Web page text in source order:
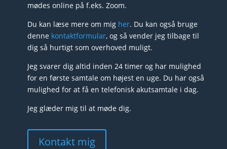
mødes online på f.eks. Zoom.
Du kan læse mere om mig her. Du kan også bruge
denne kontaktformular, og så vender jeg tilbage til
dig så hurtigt som overhoved muligt.
Jeg svarer dig altid inden 24 timer og har mulighed
for en første samtale om højest en uge. Du har også
mulighed for at få en telefonisk akutsamtale i dag.
Jeg glæder mig til at møde dig.
Kontakt mig